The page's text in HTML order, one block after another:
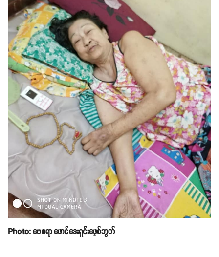
Photo: ဗေဧရာ ဖောင်ဒေးရှင်းဖေ့စ်ဘွတ်